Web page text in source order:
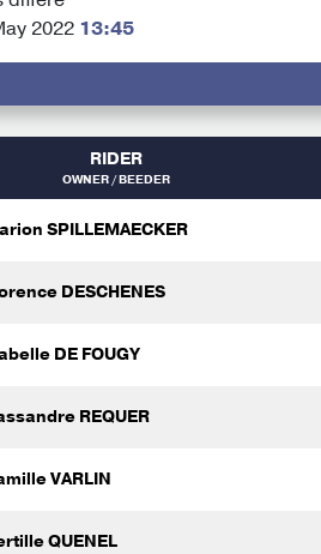
2022 13:45
RIDER
OWNER / BEEDER
SPILLEMAECKER
DESCHENES
DE FOUGY
REQUER
VARLIN
QUENEL